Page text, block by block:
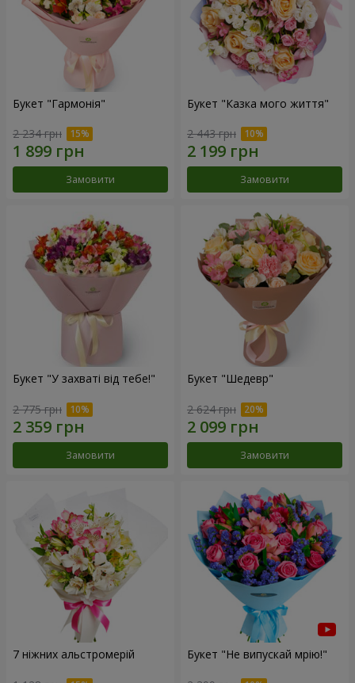
Букет "Гармонія"
2 234 грн
Замовити
Букет "Казка мого життя"
2 443 грн
Замовити
Букет "У захваті від тебе!"
2 775 грн
Замовити
Букет "Шедевр"
2 624 грн
Замовити
7 ніжних альстромерій Букет "Не випускай мрію!"